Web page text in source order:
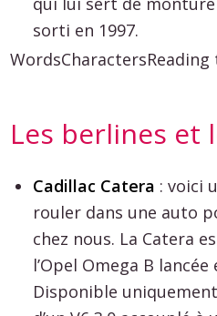
sorti en 1997.
WordsCharactersReading
Les berlines et
Cadillac Catera : voici
rouler dans une auto
chez nous. La Catera
l’Opel Omega B
Disponible